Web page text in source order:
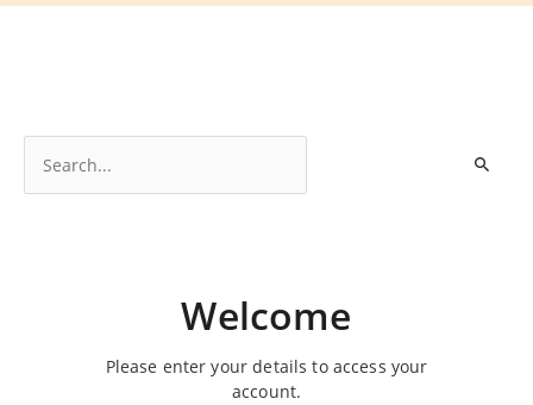
Welcome
Please enter your details to access your
account.